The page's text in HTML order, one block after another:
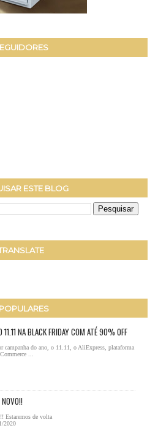
ESTE BLOG
NA BLACK FRIDAY COM ATÉ 90% OFF
campanha do ano, o 11.11, o AliExpress, plataforma
...
Estaremos de volta
2020